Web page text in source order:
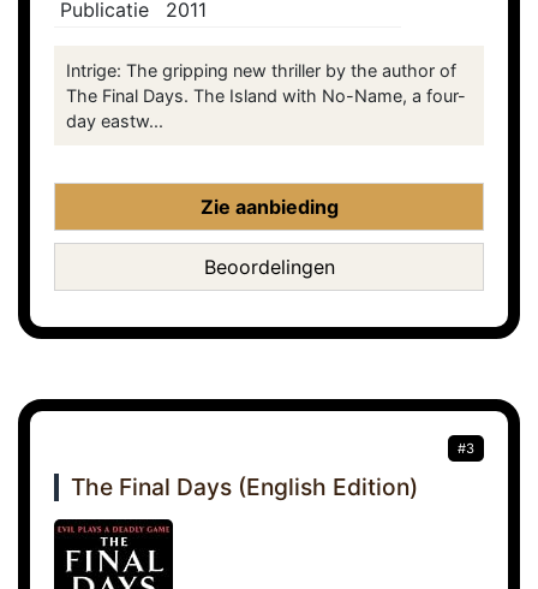
Publicatie
2011
Intrige: The gripping new thriller by the author of
The Final Days. The Island with No-Name, a four-
day eastw...
Zie aanbieding
Beoordelingen
#3
The Final Days (English Edition)